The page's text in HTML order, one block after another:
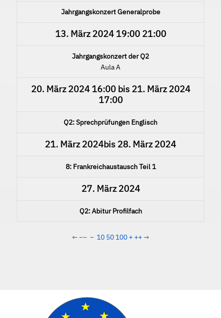
Jahrgangskonzert Generalprobe
13. März 202419:00 21:00
Jahrgangskonzert der Q2
Aula A
20. März 202416:00 bis 21. März 2024
17:00
Q2: Sprechprüfungen Englisch
21. März 2024bis 28. März 2024
8: Frankreichaustausch Teil 1
27. März 2024
Q2: Abitur Profilfach
← −− − 10 50 100 + ++→